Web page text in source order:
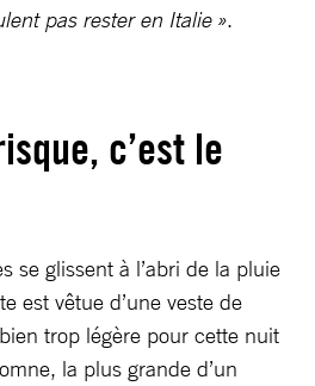
pas rester en Italie ».
c’est le
se glissent à l’abri de la pluie
est vêtue d’une veste de
trop légère pour cette nuit
la plus grande d’un